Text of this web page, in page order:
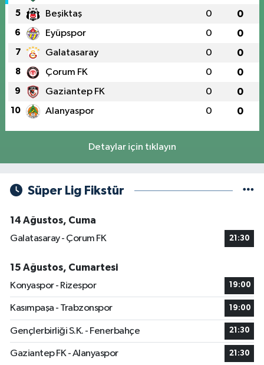
5 Beşiktaş 0 0
6 Eyüpspor 0 0
7 Galatasaray 0 0
8 Çorum FK 0 0
9 Gaziantep FK 0 0
10 Alanyaspor 0 0
Detaylar için tıklayın
Süper Lig Fikstür
14 Ağustos, Cuma
Galatasaray - Çorum FK
21:30
15 Ağustos, Cumartesi
Konyaspor - Rizespor
19:00
Kasımpaşa - Trabzonspor 19:00
Gençlerbirliği S.K. - Fenerbahçe 21:30
Gaziantep FK - Alanyaspor 21:30